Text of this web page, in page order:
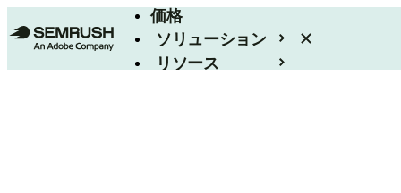
価格
ソリューション
リソース